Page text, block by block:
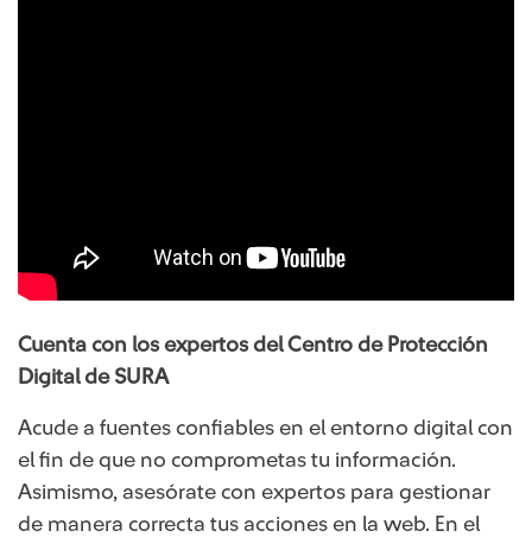
Cuenta con los expertos del Centro de Protección
Digital de SURA
Acude a fuentes confiables en el entorno digital con
el fin de que no comprometas tu información.
Asimismo, asesórate con expertos para gestionar
de manera correcta tus acciones en la web. En el